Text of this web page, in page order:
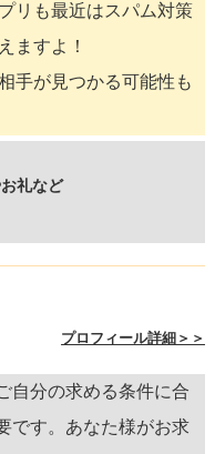
リも最近はスパム対策
ますよ！
手が見つかる可能性も
礼など
プロフィール詳細＞＞
自分の求める条件に合
です。あなた様がお求